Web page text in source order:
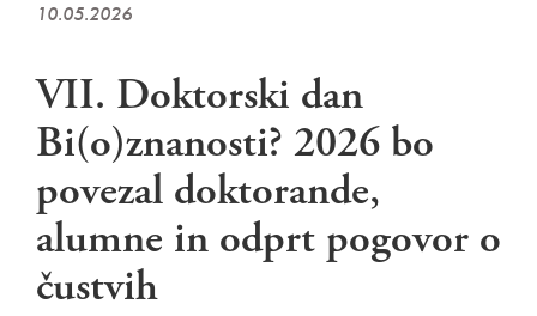
10.05.2026
VII. Doktorski dan
Bi(o)znanosti? 2026 bo
povezal doktorande,
alumne in odprt pogovor o
čustvih